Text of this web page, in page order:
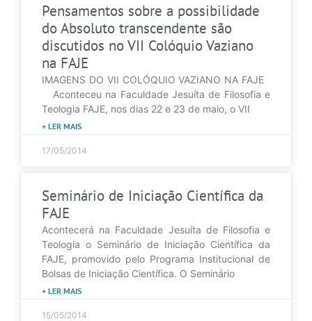
Pensamentos sobre a possibilidade
do Absoluto transcendente são
discutidos no VII Colóquio Vaziano
na FAJE
IMAGENS DO VII COLÓQUIO VAZIANO NA FAJE
Aconteceu na Faculdade Jesuíta de Filosofia e
Teologia FAJE, nos dias 22 e 23 de maio, o VII
+ LER MAIS
17/05/2014
Seminário de Iniciação Científica da
FAJE
Acontecerá na Faculdade Jesuíta de Filosofia e
Teologia o Seminário de Iniciação Científica da
FAJE, promovido pelo Programa Institucional de
Bolsas de Iniciação Científica. O Seminário
+ LER MAIS
15/05/2014